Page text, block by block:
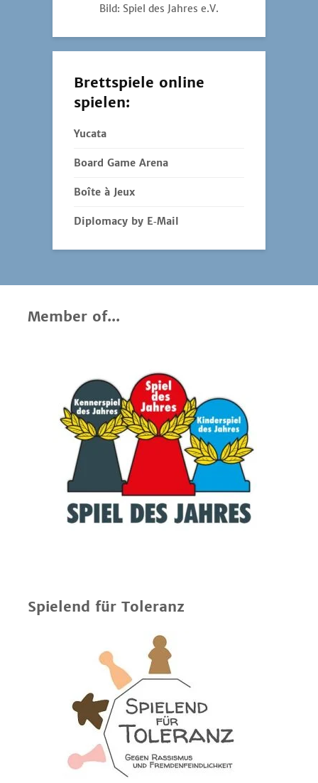
Bild: Spiel des Jahres e.V.
Brettspiele online
spielen:
Yucata
Board Game Arena
Boîte à Jeux
Diplomacy by E‑Mail
Member of...
Spielend für Toleranz